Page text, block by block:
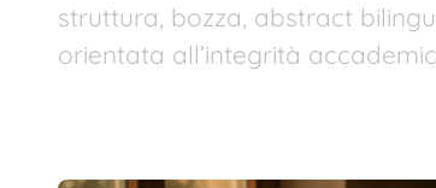
struttura, bozza, abstract
orientata all’integrità